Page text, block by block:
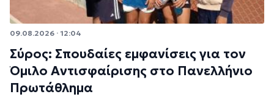
09.08.2026 · 12:04
Σύρος: Σπουδαίες εμφανίσεις για τον
Όμιλο Αντισφαίρισης στο Πανελλήνιο
Πρωτάθλημα